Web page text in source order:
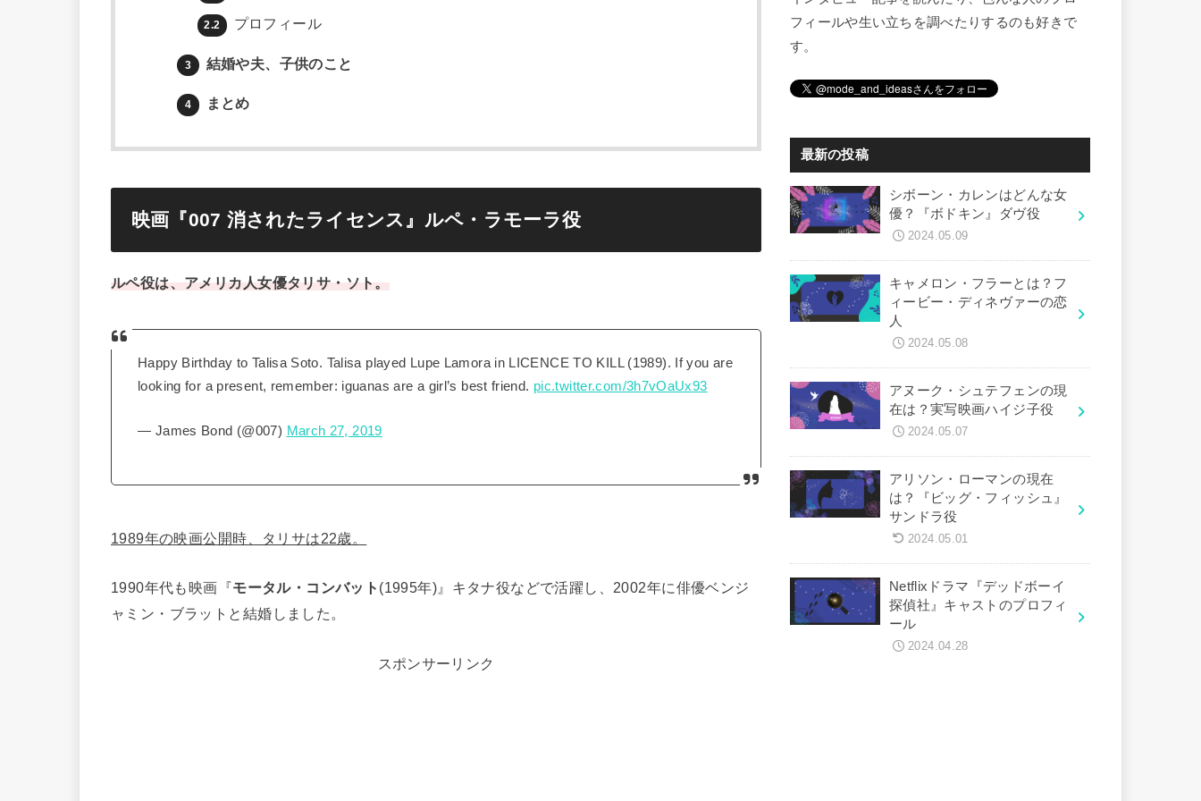
2.2 プロフィール
3 結婚や夫、子供のこと
4 まとめ
映画『007 消されたライセンス』ルペ・ラモーラ役
ルペ役は、アメリカ人女優タリサ・ソト。
Happy Birthday to Talisa Soto. Talisa played Lupe Lamora in LICENCE TO KILL (1989). If you are
looking for a present, remember: iguanas are a girl’s best friend. pic.twitter.com/3h7vOaUx93
— James Bond (@007) March 27, 2019
1989年の映画公開時、タリサは22歳。
1990年代も映画『モータル・コンバット (1995年)』キタナ役などで活躍し、2002年に俳優ベンジ
ャミン・ブラットと結婚しました。
スポンサーリンク
フィールや生い立ちを調べたりするのも好きで
す。
最新の投稿
シボーン・カレンはどんな女
優？『ボドキン』ダヴ役
2024.05.09
キャメロン・フラーとは？フ
ィービー・ディネヴァーの恋
人
2024.05.08
アヌーク・シュテフェンの現
在は？実写映画ハイジ子役
2024.05.07
アリソン・ローマンの現在
は？『ビッグ・フィッシュ』
サンドラ役
2024.05.01
Netflixドラマ『デッドボーイ
探偵社』キャストのプロフィ
ール
2024.04.28